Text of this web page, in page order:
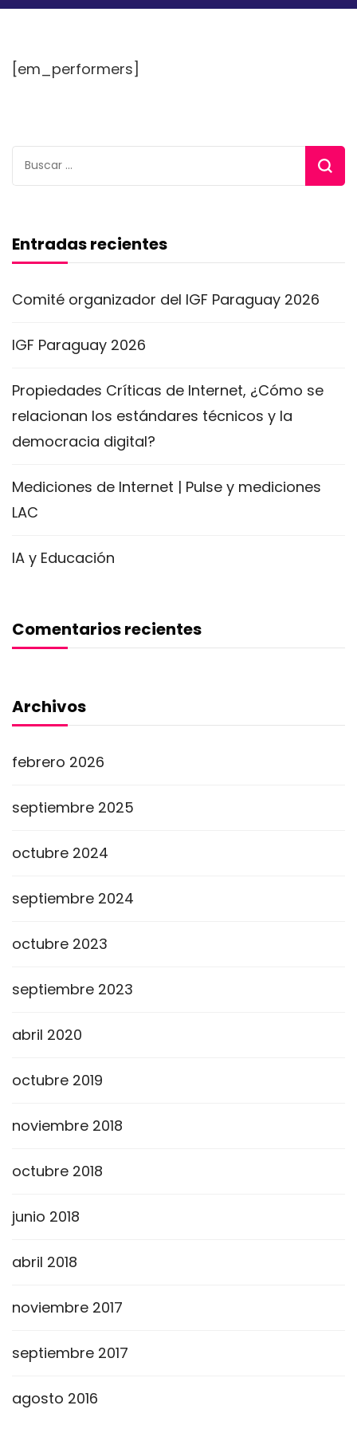
[em_performers]
Buscar:
Entradas recientes
Comité organizador del IGF Paraguay 2026
IGF Paraguay 2026
Propiedades Críticas de Internet, ¿Cómo se
relacionan los estándares técnicos y la
democracia digital?
Mediciones de Internet | Pulse y mediciones
LAC
IA y Educación
Comentarios recientes
Archivos
febrero 2026
septiembre 2025
octubre 2024
septiembre 2024
octubre 2023
septiembre 2023
abril 2020
octubre 2019
noviembre 2018
octubre 2018
junio 2018
abril 2018
noviembre 2017
septiembre 2017
agosto 2016